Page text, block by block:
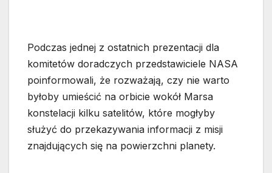
Podczas jednej z ostatnich prezentacji dla
komitetów doradczych przedstawiciele NASA
poinformowali, że rozważają, czy nie warto
byłoby umieścić na orbicie wokół Marsa
konstelacji kilku satelitów, które mogłyby
służyć do przekazywania informacji z misji
znajdujących się na powierzchni planety.